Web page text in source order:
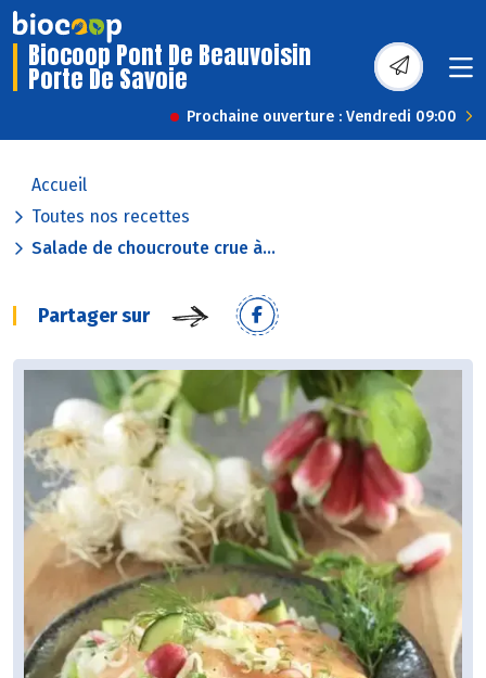
Biocoop Pont De Beauvoisin
Porte De Savoie
Prochaine ouverture : Vendredi 09:00
Accueil
Toutes nos recettes
Salade de choucroute crue à...
Partager sur